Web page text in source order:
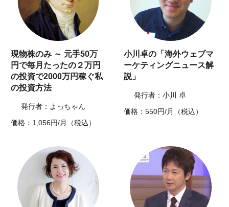
現物株のみ ～ 元手50万
円で毎月たったの２万円
の投資で2000万円稼ぐ私
の投資方法
発行者：よっちゃん
価格：1,056円/月（税込）
小川卓の「海外ウェブマ
ーケティングニュース解
説」
発行者：小川 卓
価格：550円/月（税込）